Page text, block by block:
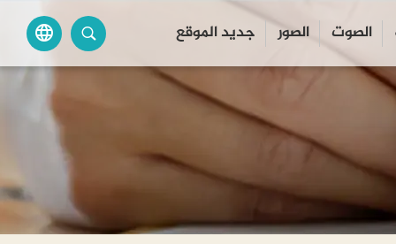
الصوت الصور جديد الموقع language